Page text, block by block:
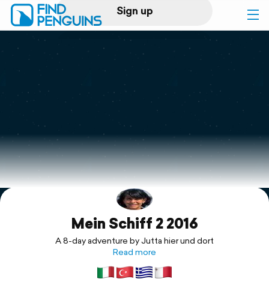
Sign up
Log in
Print a book
Flyover video
Explore
SupportMein Schiff 2 2016
A 8-day adventure by Jutta hier und dort
Read more